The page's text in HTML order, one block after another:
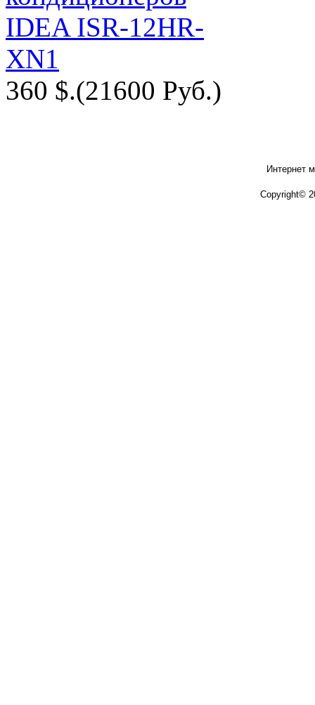
360 $.(21600 Руб.)
Интернет
Copyright©